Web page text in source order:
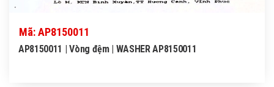
Mã: AP8150011
AP8150011 | Vòng đệm | WASHER AP8150011